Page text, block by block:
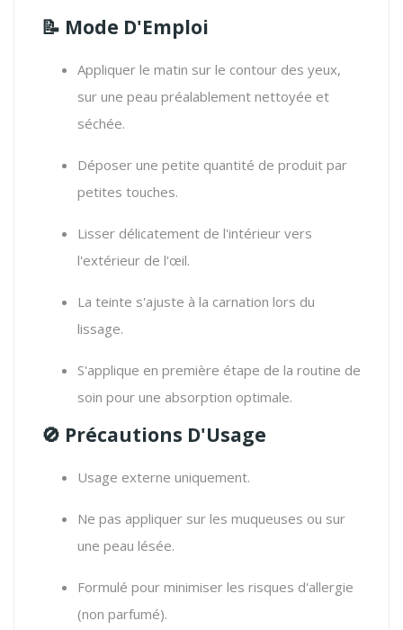
📝 Mode D'Emploi
Appliquer le matin sur le contour des yeux,
sur une peau préalablement nettoyée et
séchée.
Déposer une petite quantité de produit par
petites touches.
Lisser délicatement de l'intérieur vers
l'extérieur de l'œil.
La teinte s'ajuste à la carnation lors du
lissage.
S'applique en première étape de la routine de
soin pour une absorption optimale.
🚫 Précautions D'Usage
Usage externe uniquement.
Ne pas appliquer sur les muqueuses ou sur
une peau lésée.
Formulé pour minimiser les risques d'allergie
(non parfumé).